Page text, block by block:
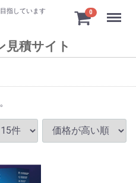
指しています
見積サイト
0 Menu